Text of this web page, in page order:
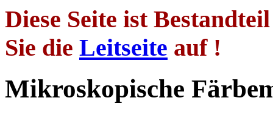
Diese Seite ist
Sie die Leitseite auf !
Mikroskopische